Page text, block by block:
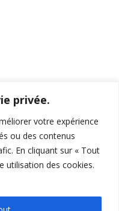
privée.
votre expérience
ou des contenus
En cliquant sur « Tout
utilisation des cookies.
, Aix-en-Provence